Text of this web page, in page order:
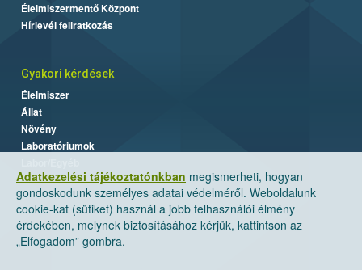
Adatkezelési tájékoztatónkban megismerheti, hogyan
gondoskodunk személyes adatai védelméről. Weboldalunk
cookie-kat (sütiket) használ a jobb felhasználói élmény
érdekében, melynek biztosításához kérjük, kattintson az
„Elfogadom” gombra.
Élelmiszermentő Központ
Hírlevél feliratkozás
Gyakori kérdések
Élelmiszer
Állat
Növény
Laboratóriumok